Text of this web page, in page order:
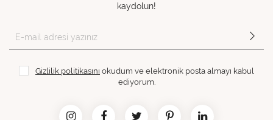
kaydolun!
Gizlilik politikasını okudum ve elektronik posta almayı kabul
ediyorum.